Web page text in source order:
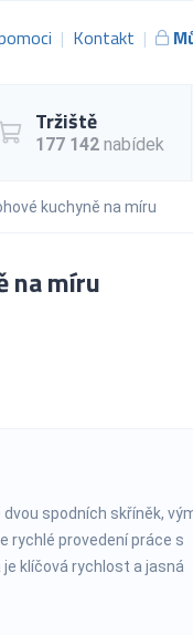
Kontakt
Tržiště
177 142 nabídek
kuchyně na míru
na míru
spodních skříněk,
rychlé provedení práce s
klíčová rychlost a jasná